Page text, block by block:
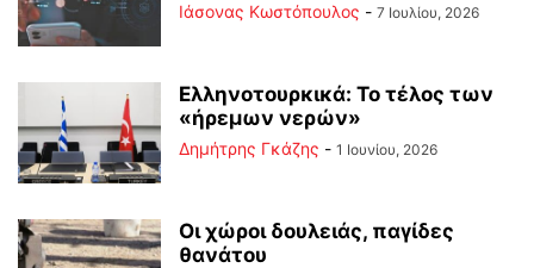
Ιάσονας Κωστόπουλος - 7 Ιουλίου, 2026
Ελληνοτουρκικά: Το τέλος των
«ήρεμων νερών»
Δημήτρης Γκάζης - 1 Ιουνίου, 2026
Οι χώροι δουλειάς, παγίδες
θανάτου